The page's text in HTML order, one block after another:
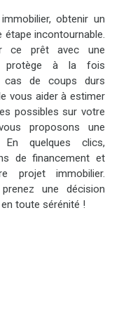
5 minutes en
écoles
restaurants et
tranquillité et proximité
vivre dans une villa de
Contactez-nous
!
obtenir un
incontournable.
ce prêt avec une
à la fois
cas de coups durs
vous aider à estimer
possibles sur votre
proposons une
quelques clics,
de financement et
projet immobilier.
une décision
toute sérénité !